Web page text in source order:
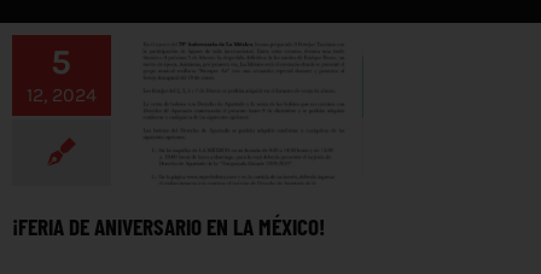
VIDEOS
CALENDARIO
NOTICIAS
5
12, 2024
¡FERIA DE ANIVERSARIO EN LA MÉXICO!